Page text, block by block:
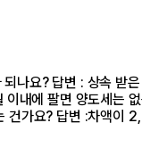
나요? 답변 : 상속 받
내에 팔면 양도세는
건가요? 답변 :차액